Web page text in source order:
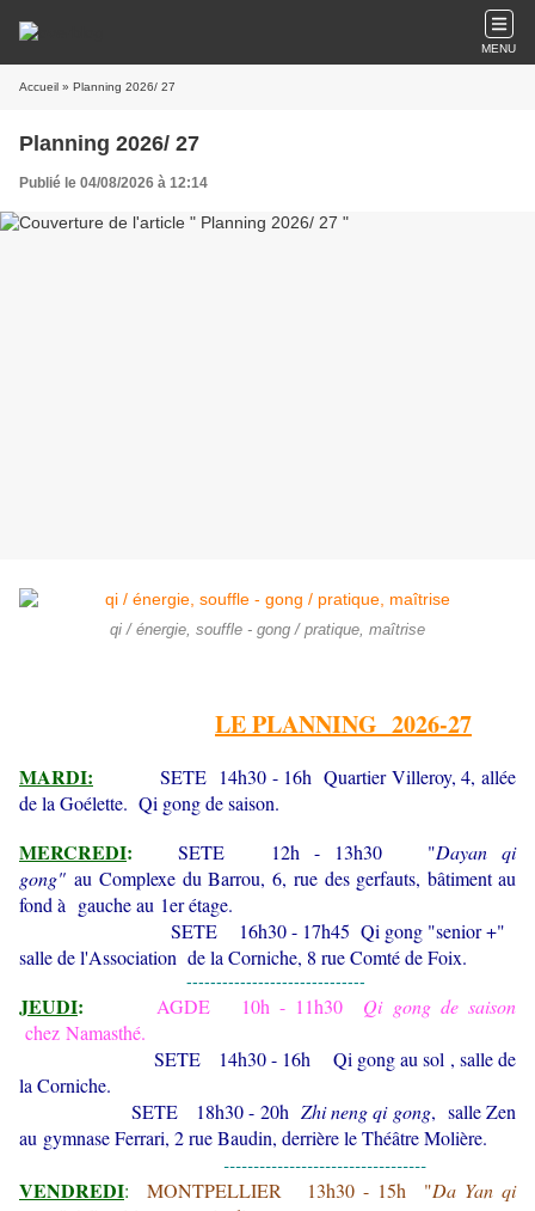
MENU
Accueil » Planning 2026/ 27
Planning 2026/ 27
Publié le 04/08/2026 à 12:14
qi / énergie, souffle - gong / pratique, maîtrise
LE PLANNING 2026-27
MARDI:
SETE 14h30 - 16h Quartier Villeroy, 4, allée
de la Goélette. Qi gong de saison.
MERCREDI: SETE 12h - 13h30 "Dayan qi
gong" au Complexe du Barrou, 6, rue des gerfauts, bâtiment au
fond à gauche au 1er étage.
SETE 16h30 - 17h45 Qi gong "senior +"
salle de l'Association de la Corniche, 8 rue Comté de Foix.
------------------------------
JEUDI: AGDE 10h - 11h30
Qi gong de saison
chez Namasthé.
SETE 14h30 - 16h Qi gong au sol , salle de
la Corniche.
SETE 18h30 - 20h Zhi neng qi gong, salle Zen
au gymnase Ferrari, 2 rue Baudin, derrière le Théâtre Molière.
----------------------------------
VENDREDI: MONTPELLIER 13h30 - 15h "Da Yan qi